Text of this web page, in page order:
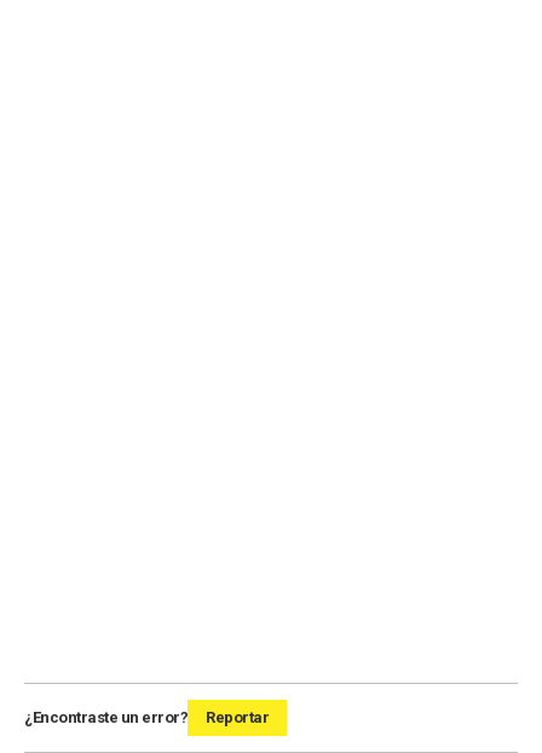
¿Encontraste un error? Reportar